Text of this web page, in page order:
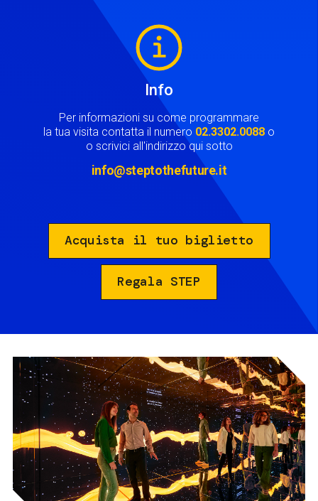
Info
Per informazioni su come programmare
la tua visita contatta il numero 02.3302.0088 o
o scrivici all'indirizzo qui sotto
info@steptothefuture.it
Acquista il tuo biglietto
Regala STEP